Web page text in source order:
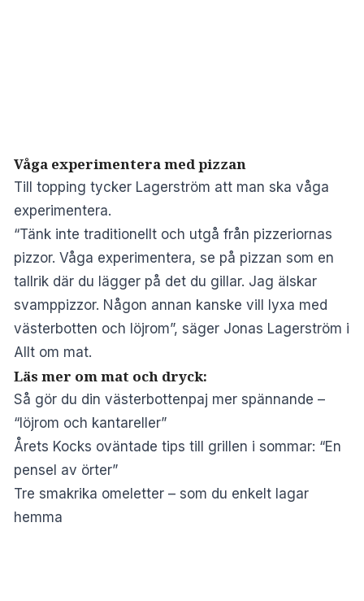
Våga experimentera med pizzan
Till topping tycker Lagerström att man ska våga
experimentera.
“Tänk inte traditionellt och utgå från pizzeriornas
pizzor. Våga experimentera, se på pizzan som en
tallrik där du lägger på det du gillar. Jag älskar
svamppizzor. Någon annan kanske vill lyxa med
västerbotten och löjrom”, säger Jonas Lagerström i
Allt om mat.
Läs mer om mat och dryck:
Så gör du din västerbottenpaj mer spännande –
“löjrom och kantareller”
Årets Kocks oväntade tips till grillen i sommar: “En
pensel av örter”
Tre smakrika omeletter – som du enkelt lagar
hemma